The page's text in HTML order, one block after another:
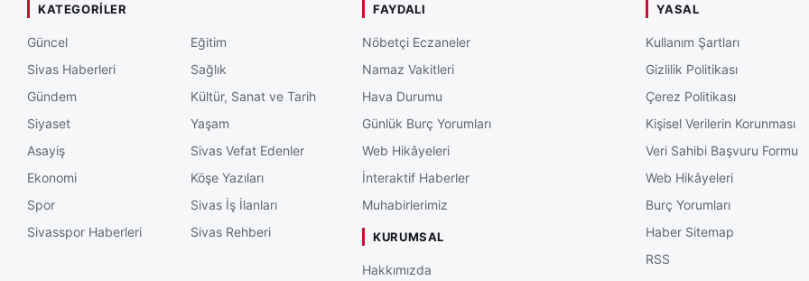
KATEGORILER
Güncel
Sivas Haberleri
Gündem
Siyaset
Asayiş
Ekonomi
Spor
Sivasspor Haberleri
Eğitim
Sağlık
Kültür, Sanat ve Tarih
Yaşam
Sivas Vefat Edenler
Köşe Yazıları
Sivas İş İlanları
Sivas Rehberi
FAYDALI
Nöbetçi Eczaneler
Namaz Vakitleri
Hava Durumu
Günlük Burç Yorumları
Web Hikâyeleri
İnteraktif Haberler
Muhabirlerimiz
KURUMSAL
Hakkımızda
YASAL
Kullanım Şartları
Gizlilik Politikası
Çerez Politikası
Kişisel Verilerin Korunması
Veri Sahibi Başvuru Formu
Web Hikâyeleri
Burç Yorumları
Haber Sitemap
RSS